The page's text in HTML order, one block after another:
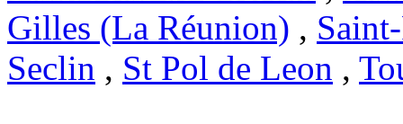
Gilles (La Réunion) ,
Seclin , St Pol de Leon ,